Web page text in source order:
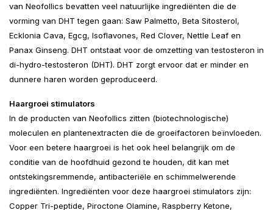
van Neofollics bevatten veel natuurlijke ingrediënten die de
vorming van DHT tegen gaan: Saw Palmetto, Beta Sitosterol,
Ecklonia Cava, Egcg, Isoflavones, Red Clover, Nettle Leaf en
Panax Ginseng. DHT ontstaat voor de omzetting van testosteron in
di-hydro-testosteron (DHT). DHT zorgt ervoor dat er minder en
dunnere haren worden geproduceerd.
Haargroei stimulators
In de producten van Neofollics zitten (biotechnologische)
moleculen en plantenextracten die de groeifactoren beïnvloeden.
Voor een betere haargroei is het ook heel belangrijk om de
conditie van de hoofdhuid gezond te houden, dit kan met
ontstekingsremmende, antibacteriële en schimmelwerende
ingrediënten. Ingrediënten voor deze haargroei stimulators zijn:
Copper Tri-peptide, Piroctone Olamine, Raspberry Ketone,